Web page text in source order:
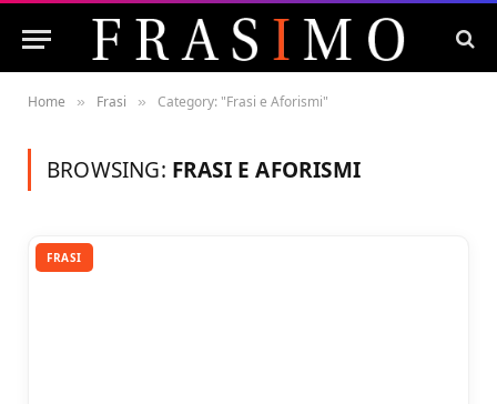
Home » Frasi » Category: "Frasi e Aforismi"
BROWSING: FRASI E AFORISMI
FRASI